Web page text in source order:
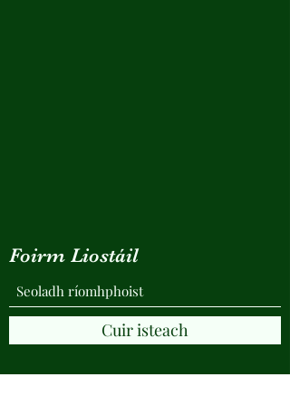
Foirm Liostáil
Cuir isteach